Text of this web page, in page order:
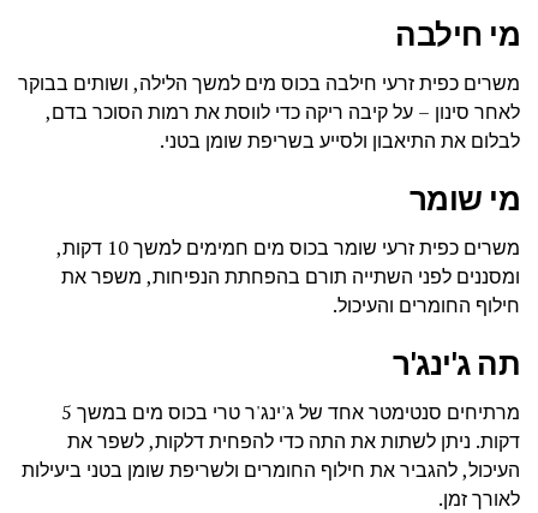
מי חילבה
משרים כפית זרעי חילבה בכוס מים למשך הלילה, ושותים בבוקר
לאחר סינון – על קיבה ריקה כדי לווסת את רמות הסוכר בדם,
לבלום את התיאבון ולסייע בשריפת שומן בטני.
מי שומר
משרים כפית זרעי שומר בכוס מים חמימים למשך 10 דקות,
ומסננים לפני השתייה תורם בהפחתת הנפיחות, משפר את
חילוף החומרים והעיכול.
תה ג'ינג'ר
מרתיחים סנטימטר אחד של ג'ינג'ר טרי בכוס מים במשך 5
דקות. ניתן לשתות את התה כדי להפחית דלקות, לשפר את
העיכול, להגביר את חילוף החומרים ולשריפת שומן בטני ביעילות
לאורך זמן.